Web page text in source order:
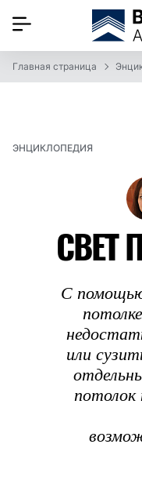
Главная страница
ЭНЦИКЛОПЕДИЯ
СВЕТ
С
или
потолок